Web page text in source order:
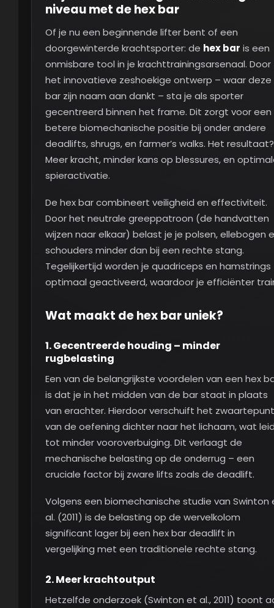
niveau met de hex bar
Of je nu een beginnende lifter bent of een
doorgewinterde krachtsporter: de hex bar is een
onmisbare tool in je krachttrainingsarsenaal. Door
het innovatieve zeshoekige ontwerp – waar deze
bar zijn naam aan dankt – sta je als sporter
gecentreerd binnen het frame. Dit zorgt voor een
betere biomechanische positie bij onder andere
deadlifts, shrugs, en farmer’s walks. Het resultaat?
Meer kracht, minder kans op blessures, en
spieractivatie.
De hex bar combineert veiligheid en effectiviteit.
Door het neutrale greeppatroon (de handvatten
wijzen naar elkaar) belast je je polsen, ellebogen
schouders minder dan bij een rechte stang.
Tegelijkertijd worden je quadriceps en hamstrings
optimaal geactiveerd, waardoor je efficiënter
Wat maakt de hex bar uniek?
1.Gecentreerde houding – minder
rugbelasting
Een van de belangrijkste voordelen van een hex
is dat je in het midden van de bar staat in plaats
van erachter. Hierdoor verschuift het zwaartepunt
van de oefening dichter naar het lichaam, wat
tot minder vooroverbuiging. Dit verlaagt de
mechanische belasting op de onderrug – een
cruciale factor bij zware lifts zoals de deadlift.
Volgens een biomechanische studie van Swinton
al. (2011) is de belasting op de wervelkolom
significant lager bij een hex bar deadlift in
vergelijking met een traditionele rechte stang.
2.Meer krachtoutput
Hetzelfde onderzoek (Swinton et al., 2011) toont